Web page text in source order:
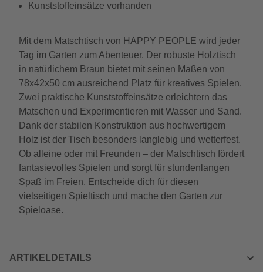
Kunststoffeinsätze vorhanden
Mit dem Matschtisch von HAPPY PEOPLE wird jeder
Tag im Garten zum Abenteuer. Der robuste Holztisch
in natürlichem Braun bietet mit seinen Maßen von
78x42x50 cm ausreichend Platz für kreatives Spielen.
Zwei praktische Kunststoffeinsätze erleichtern das
Matschen und Experimentieren mit Wasser und Sand.
Dank der stabilen Konstruktion aus hochwertigem
Holz ist der Tisch besonders langlebig und wetterfest.
Ob alleine oder mit Freunden – der Matschtisch fördert
fantasievolles Spielen und sorgt für stundenlangen
Spaß im Freien. Entscheide dich für diesen
vielseitigen Spieltisch und mache den Garten zur
Spieloase.
ARTIKELDETAILS